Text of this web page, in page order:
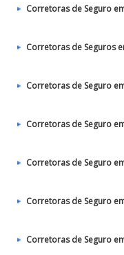
Corretoras de Seguro
Corretoras de Seguros
Corretoras de Seguro
Corretoras de Seguro
Corretoras de Seguro
Corretoras de Seguro
Corretoras de Seguro